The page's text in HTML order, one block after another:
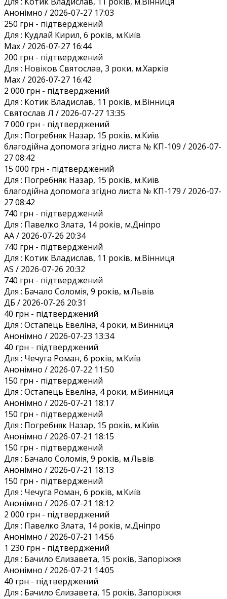
Анонiмно / 2026-07-27 17:03
250 грн - підтверджений
Для : Кудлай Кирил, 6 років, м.Київ
Max / 2026-07-27 16:44
200 грн - підтверджений
Для : Новіков Святослав, 3 роки, м.Харків
Max / 2026-07-27 16:42
2 000 грн - підтверджений
Для : Котик Владислав, 11 років, м.Вінниця
Святослав Л / 2026-07-27 13:35
7 000 грн - підтверджений
Для : Погребняк Назар, 15 років, м.Київ
благодійна допомога згідно листа № КП-109 / 2026-07-
27 08:42
15 000 грн - підтверджений
Для : Погребняк Назар, 15 років, м.Київ
благодійна допомога згідно листа № КП-179 / 2026-07-
27 08:42
740 грн - підтверджений
Для : Павелко Злата, 14 років, м.Дніпро
AA / 2026-07-26 20:34
740 грн - підтверджений
Для : Котик Владислав, 11 років, м.Вінниця
AS / 2026-07-26 20:32
740 грн - підтверджений
Для : Бачало Соломія, 9 років, м.Львів
ДБ / 2026-07-26 20:31
40 грн - підтверджений
Для : Остапець Евеліна, 4 роки, м.Винниця
Анонiмно / 2026-07-23 13:34
40 грн - підтверджений
Для : Чечуга Роман, 6 років, м.Київ
Анонiмно / 2026-07-22 11:50
150 грн - підтверджений
Для : Остапець Евеліна, 4 роки, м.Винниця
Анонiмно / 2026-07-21 18:17
150 грн - підтверджений
Для : Погребняк Назар, 15 років, м.Київ
Анонiмно / 2026-07-21 18:15
150 грн - підтверджений
Для : Бачало Соломія, 9 років, м.Львів
Анонiмно / 2026-07-21 18:13
150 грн - підтверджений
Для : Чечуга Роман, 6 років, м.Київ
Анонiмно / 2026-07-21 18:12
2 000 грн - підтверджений
Для : Павелко Злата, 14 років, м.Дніпро
Анонiмно / 2026-07-21 14:56
1 230 грн - підтверджений
Для : Бачило Єлизавета, 15 років, Запоріжжя
Анонiмно / 2026-07-21 14:05
40 грн - підтверджений
Для : Бачило Єлизавета, 15 років, Запоріжжя